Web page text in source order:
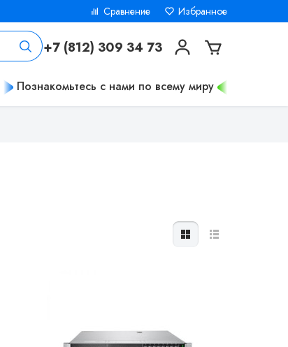
Сравнение Избранное
+7 (812) 309 34 73
Познакомьтесь с нами по всему миру